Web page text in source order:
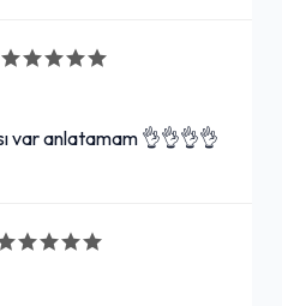
var anlatamam 👌👌👌👌